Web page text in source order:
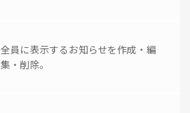
全員に表示するお知らせを作成・編
集・削除。